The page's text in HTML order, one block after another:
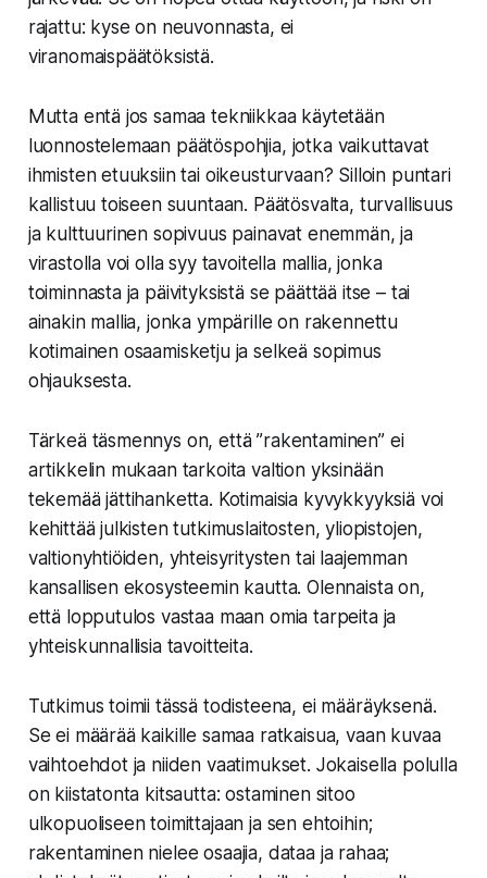
rajattu: kyse on neuvonnasta, ei
viranomaispäätöksistä.
Mutta entä jos samaa tekniikkaa käytetään
luonnostelemaan päätöspohjia, jotka vaikuttavat
ihmisten etuuksiin tai oikeusturvaan? Silloin puntari
kallistuu toiseen suuntaan. Päätösvalta, turvallisuus
ja kulttuurinen sopivuus painavat enemmän, ja
virastolla voi olla syy tavoitella mallia, jonka
toiminnasta ja päivityksistä se päättää itse – tai
ainakin mallia, jonka ympärille on rakennettu
kotimainen osaamisketju ja selkeä sopimus
ohjauksesta.
Tärkeä täsmennys on, että ”rakentaminen” ei
artikkelin mukaan tarkoita valtion yksinään
tekemää jättihanketta. Kotimaisia kyvykkyyksiä voi
kehittää julkisten tutkimuslaitosten, yliopistojen,
valtionyhtiöiden, yhteisyritysten tai laajemman
kansallisen ekosysteemin kautta. Olennaista on,
että lopputulos vastaa maan omia tarpeita ja
yhteiskunnallisia tavoitteita.
Tutkimus toimii tässä todisteena, ei määräyksenä.
Se ei määrää kaikille samaa ratkaisua, vaan kuvaa
vaihtoehdot ja niiden vaatimukset. Jokaisella polulla
on kiistatonta kitsautta: ostaminen sitoo
ulkopuoliseen toimittajaan ja sen ehtoihin;
rakentaminen nielee osaajia, dataa ja rahaa;